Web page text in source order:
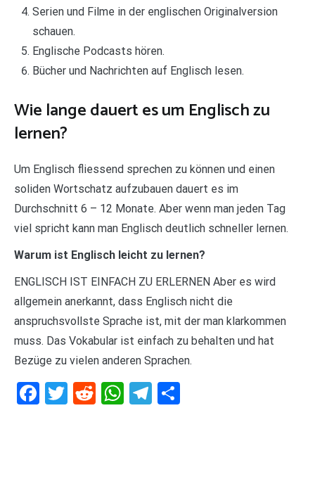
Serien und Filme in der englischen Originalversion
schauen.
Englische Podcasts hören.
Bücher und Nachrichten auf Englisch lesen.
Wie lange dauert es um Englisch zu
lernen?
Um Englisch fliessend sprechen zu können und einen
soliden Wortschatz aufzubauen dauert es im
Durchschnitt 6 – 12 Monate. Aber wenn man jeden Tag
viel spricht kann man Englisch deutlich schneller lernen.
Warum ist Englisch leicht zu lernen?
ENGLISCH IST EINFACH ZU ERLERNEN Aber es wird
allgemein anerkannt, dass Englisch nicht die
anspruchsvollste Sprache ist, mit der man klarkommen
muss. Das Vokabular ist einfach zu behalten und hat
Bezüge zu vielen anderen Sprachen.
Facebook
Twitter
RedditWhatsApp
Telegram